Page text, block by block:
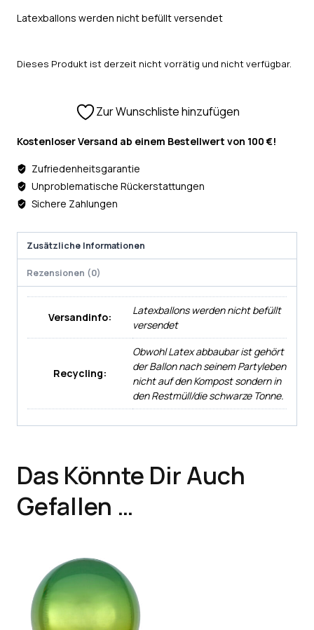
Latexballons werden nicht befüllt versendet
Dieses Produkt ist derzeit nicht vorrätig und nicht verfügbar.
Zur Wunschliste hinzufügen
Kostenloser Versand ab einem Bestellwert von 100 €!
Zufriedenheitsgarantie
Unproblematische Rückerstattungen
Sichere Zahlungen
Zusätzliche Informationen
Rezensionen (0)
Versandinfo:
Latexballons werden nicht befüllt
versendet
Recycling:
Obwohl Latex abbaubar ist gehört
der Ballon nach seinem Partyleben
nicht auf den Kompost sondern in
den Restmüll/die schwarze Tonne.
Das Könnte Dir Auch
Gefallen …